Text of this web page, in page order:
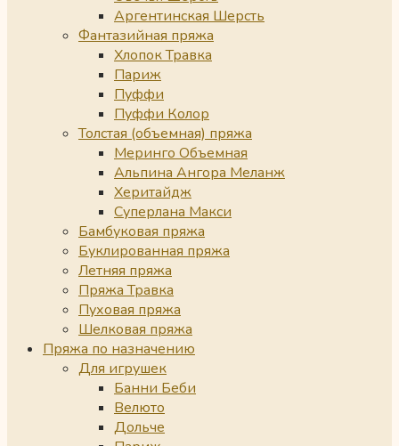
Аргентинская Шерсть
Фантазийная пряжа
Хлопок Травка
Париж
Пуффи
Пуффи Колор
Толстая (объемная) пряжа
Меринго Объемная
Альпина Ангора Меланж
Херитайдж
Суперлана Макси
Бамбуковая пряжа
Буклированная пряжа
Летняя пряжа
Пряжа Травка
Пуховая пряжа
Шелковая пряжа
Пряжа по назначению
Для игрушек
Банни Беби
Велюто
Дольче